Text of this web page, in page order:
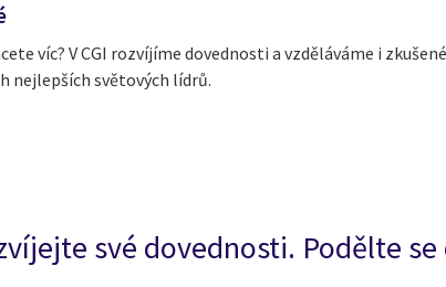
víc? V CGI rozvíjíme dovednosti a vzděláváme i zkušené
nejlepších světových lídrů.
své dovednosti. Podělte